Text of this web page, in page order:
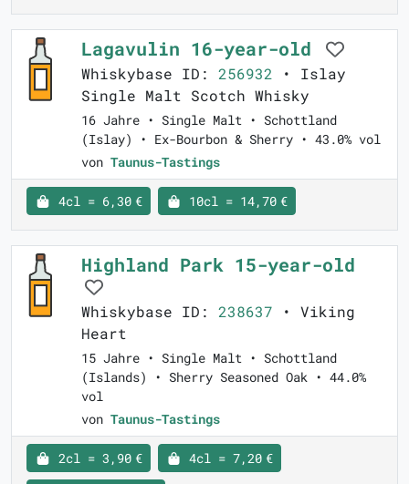
Lagavulin 16-year-old
Whiskybase ID: 256932 • Islay
Single Malt Scotch Whisky
16 Jahre • Single Malt • Schottland
(Islay) • Ex-Bourbon & Sherry • 43.0% vol
von Taunus-Tastings
4cl = 6,30 € 10cl = 14,70 €
Highland Park 15-year-old
Whiskybase ID: 238637 • Viking
Heart
15 Jahre • Single Malt • Schottland
(Islands) • Sherry Seasoned Oak • 44.0%
vol
von Taunus-Tastings
2cl = 3,90 € 4cl = 7,20 €